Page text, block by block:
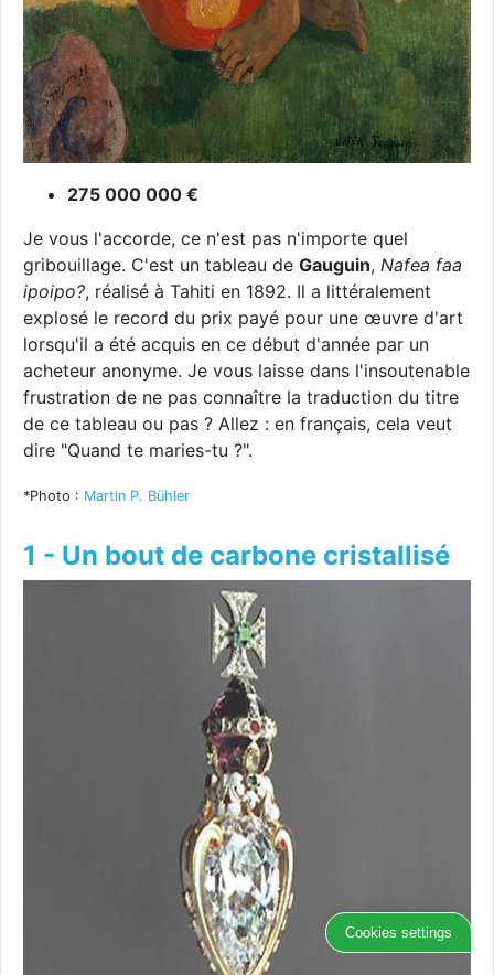
275 000 000 €
Je vous l'accorde, ce n'est pas n'importe quel
gribouillage. C'est un tableau de Gauguin, Nafea faa
ipoipo?, réalisé à Tahiti en 1892. Il a littéralement
explosé le record du prix payé pour une œuvre d'art
lorsqu'il a été acquis en ce début d'année par un
acheteur anonyme. Je vous laisse dans l'insoutenable
frustration de ne pas connaître la traduction du titre
de ce tableau ou pas ? Allez : en français, cela veut
dire "Quand te maries-tu ?".
*Photo : Martin P. Bühler
1 - Un bout de carbone cristallisé
Cookies settings